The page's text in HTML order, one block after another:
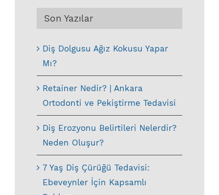
Son Yazılar
Diş Dolgusu Ağız Kokusu Yapar
Mı?
Retainer Nedir? | Ankara
Ortodonti ve Pekiştirme Tedavisi
Diş Erozyonu Belirtileri Nelerdir?
Neden Oluşur?
7 Yaş Diş Çürüğü Tedavisi:
Ebeveynler İçin Kapsamlı